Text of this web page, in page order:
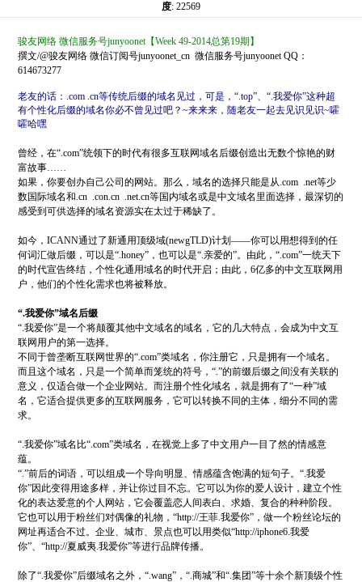
度: 22569
骏友网络 微信服务号junyoonet【Week 49-2014总第19期】
撰文/@骏友网络 微信订阅号junyoonet_cn微信服务号junyoonet QQ ：
614673277
老友的话： .com .cn等传统后缀的域名见过，可是，“.top”、“.我爱你”这种超
有个性化后缀的域名你必不曾见过吧？~来来来，随老友一起去见识见识~嚯
嚯哈嘿
曾经，在“.com”统领下的时代有很多互联网域名后缀创造出无数个惊艳的财
富故事……
如果，你要创办自己公司的网站。那么，域名的选择只能是从.com .net等少
数国际域名和.cn .con.cn .net.cn等国内域名或是中文域名里面选择，最深切的
感受到可供选择的域名资源实在太过于稀缺了。
如今，ICANN通过了新通用顶级域(newgTLD)计划——你可以用想得到的任
何词汇做后缀，可以是“.honey”，也可以是“.亲爱的”。由此，“.com”一统天下
的时代宣告终结，个性化通用域名的时代开启；由此，6亿多的中文互联网用
户，他们的个性化需求也将被释放。
“.我爱你”域名后缀
“.我爱你”是一个将颠覆其他中文域名的域名，它的几大特点，会成为中文互
联网用户的第一选择。
不同于曾垄断互联网世界的“.com”类域名，你注册它，只是拥有一个域名。
而且这个域名，只是一个简单而笼统的符号，“.”的前缀后缀之间没有关联的
意义，仅适合做一个企业网站。而注册个性化域名，就是拥有了“一种”域
名，它适合提供更多的互联网服务，它可以转换不同的主体，细分不同的需
求。
“.我爱你”域名比“.com”类域名，在视觉上多了中文用户一目了然的情感意
蕴。
“.”前后的词语，可以组成一个导向明显、情感蕴含饱满的短句子。“.我爱
你”因此变得用途多样，并让你过目不忘。它可以为你的爱人设计，建立个性
化的表达爱意的个人网站，它会覆盖恋人间表白、求婚、复合的种种阶段。
它也可以用于粉丝们对偶像的礼物，“http://王菲.我爱你”，做一个粉丝论坛的
网址再适合不过。企业、城市、景点也可以用类似“http://iphone6.我爱
你”、“http://夏威夷.我爱你”等进行品牌传播。
除了“.我爱你”后缀域名之外，“.wang”，“.商城”和“.集团”等十余个新顶级个性